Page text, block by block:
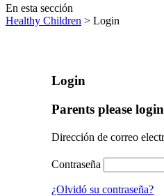
En esta sección
Healthy Children > Login
Login
Parents please
Dirección de correo
Contraseña
¿Olvidó su contraseña?